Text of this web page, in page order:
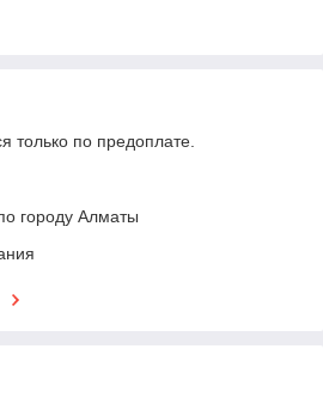
только по предоплате.
городу Алматы